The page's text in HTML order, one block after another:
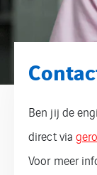
Ben jij de
direct via
Voor meer